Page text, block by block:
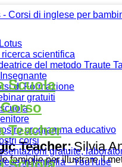
ricerca scientifica
del metodo Traute
di Formazione
gratuiti
programma educativo
corsi
gratuite,
in famiglia - YouTube
Scuola
Teacher
Teacher:Silvia
famiglie per illustrare il